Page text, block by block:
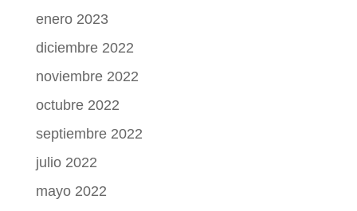
enero 2023
diciembre 2022
noviembre 2022
octubre 2022
septiembre 2022
julio 2022
mayo 2022